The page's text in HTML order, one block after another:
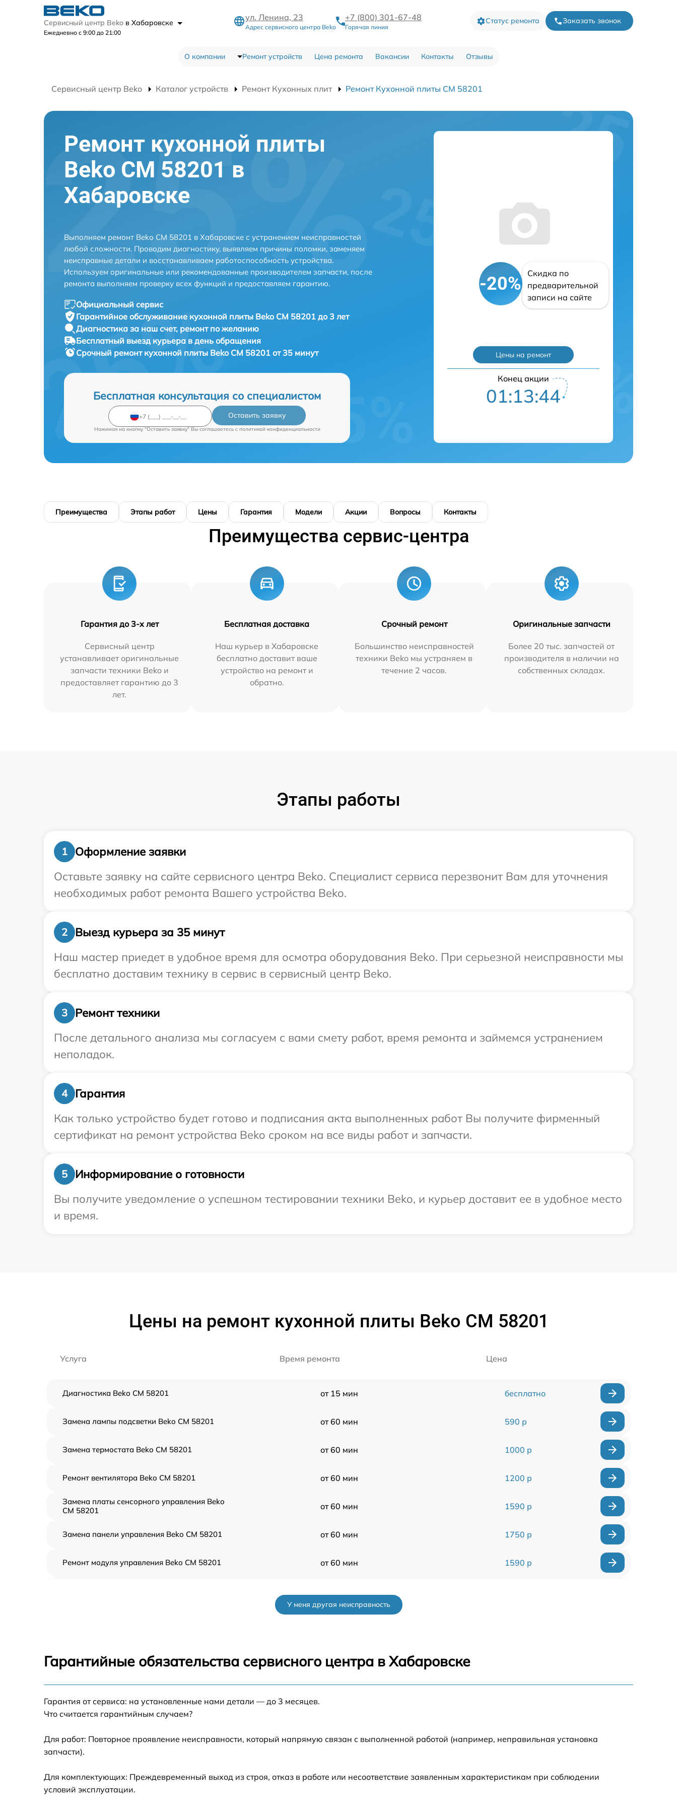
Сервисный центр Beko в Хабаровске
Ежедневно с 9:00 до 21:00
ул. Ленина, 23
Адрес сервисного центра Beko
+7 (800) 301-67-48
Горячая линия
Статус ремонта Заказать звонок
О компании Ремонт устройств Цена ремонта Вакансии Контакты Отзывы
Сервисный центр Beko Каталог устройств Ремонт Кухонных плит Ремонт Кухонной плиты CM 58201
Ремонт кухонной плиты
Beko CM 58201 в
Хабаровске
Выполняем ремонт Beko CM 58201 в Хабаровске с устранением неисправностей
любой сложности. Проводим диагностику, выявляем причины поломки, заменяем
неисправные детали и восстанавливаем работоспособность устройства.
Используем оригинальные или рекомендованные производителем запчасти, после
ремонта выполняем проверку всех функций и предоставляем гарантию.
Официальный сервис
Гарантийное обслуживание кухонной плиты Beko CM 58201 до 3 лет
Диагностика за наш счет, ремонт по желанию
Бесплатный выезд курьера в день обращения
Срочный ремонт кухонной плиты Beko CM 58201 от 35 минут
Бесплатная консультация со специалистом
Оставить заявку
Нажимая на кнопку "Оставить заявку" Вы соглашаетесь c политикой конфиденциальности
-20%
Скидка по
предварительной
записи на сайте
Цены на ремонт
Конец акции
01:13:43
Преимущества Этапы работ Цены Гарантия Модели Акции Вопросы Контакты
Преимущества сервис-центра
Гарантия до 3-х лет
Сервисный центр
устанавливает оригинальные
запчасти техники Beko и
предоставляет гарантию до 3
лет.
Бесплатная доставка
Наш курьер в Хабаровске
бесплатно доставит ваше
устройство на ремонт и
обратно.
Срочный ремонт
Большинство неисправностей
техники Beko мы устраняем в
течение 2 часов.
Оригинальные запчасти
Более 20 тыс. запчастей от
производителя в наличии на
собственных складах.
Этапы работы
1
Оформление заявки
Оставьте заявку на сайте сервисного центра Beko. Специалист сервиса перезвонит Вам для уточнения
необходимых работ ремонта Вашего устройства Beko.
2
Выезд курьера за 35 минут
Наш мастер приедет в удобное время для осмотра оборудования Beko. При серьезной неисправности мы
бесплатно доставим технику в сервис в сервисный центр Beko.
3
Ремонт техники
После детального анализа мы согласуем с вами смету работ, время ремонта и займемся устранением
неполадок.
4
Гарантия
Как только устройство будет готово и подписания акта выполненных работ Вы получите фирменный
сертификат на ремонт устройства Beko сроком на все виды работ и запчасти.
5
Информирование о готовности
Вы получите уведомление о успешном тестировании техники Beko, и курьер доставит ее в удобное место
и время.
Цены на ремонт кухонной плиты Beko CM 58201
Услуга Время ремонта Цена
Диагностика Beko CM 58201 от 15 мин бесплатно
Замена лампы подсветки Beko CM 58201 от 60 мин 590 р
Замена термостата Beko CM 58201 от 60 мин 1000 р
Ремонт вентилятора Beko CM 58201 от 60 мин 1200 р
Замена платы сенсорного управления Beko
CM 58201
от 60 мин 1590 р
Замена панели управления Beko CM 58201 от 60 мин 1750 р
Ремонт модуля управления Beko CM 58201 от 60 мин 1590 р
Ремонт конфорки с расширением Beko CM
Замена конфорки керамической плиты Beko
Ремонт чугунной конфорки Beko CM 58201
У меня другая неисправность
Гарантийные обязательства сервисного центра в Хабаровске
Гарантия от сервиса: на установленные нами детали — до 3 месяцев.
Что считается гарантийным случаем?
Для работ: Повторное проявление неисправности, который напрямую связан с выполненной работой (например, неправильная установка
запчасти).
Для комплектующих: Преждевременный выход из строя, отказ в работе или несоответствие заявленным характеристикам при соблюдении
условий эксплуатации.